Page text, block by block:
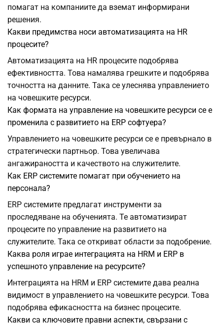
помагат на компаниите да вземат информирани
решения.
Какви предимства носи автоматизацията на HR
процесите?
Автоматизацията на HR процесите подобрява
ефективността. Това намалява грешките и подобрява
точността на данните. Така се улеснява управлението
на човешките ресурси.
Как формата на управление на човешките ресурси се е
променила с развитието на ERP софтуера?
Управлението на човешките ресурси се е превърнало в
стратегически партньор. Това увеличава
ангажираността и качеството на служителите.
Как ERP системите помагат при обучението на
персонала?
ERP системите предлагат инструменти за
проследяване на обученията. Те автоматизират
процесите по управление на развитието на
служителите. Така се откриват области за подобрение.
Каква роля играе интеграцията на HRM и ERP в
успешното управление на ресурсите?
Интеграцията на HRM и ERP системите дава реална
видимост в управлението на човешките ресурси. Това
подобрява ефикасността на бизнес процесите.
Какви са ключовите правни аспекти, свързани с